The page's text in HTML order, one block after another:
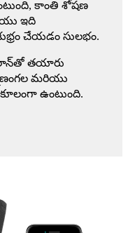
కాంతి శోషణ
ఇది
చేయడం సులభం.
తయారు
మరియు
ఉంటుంది.